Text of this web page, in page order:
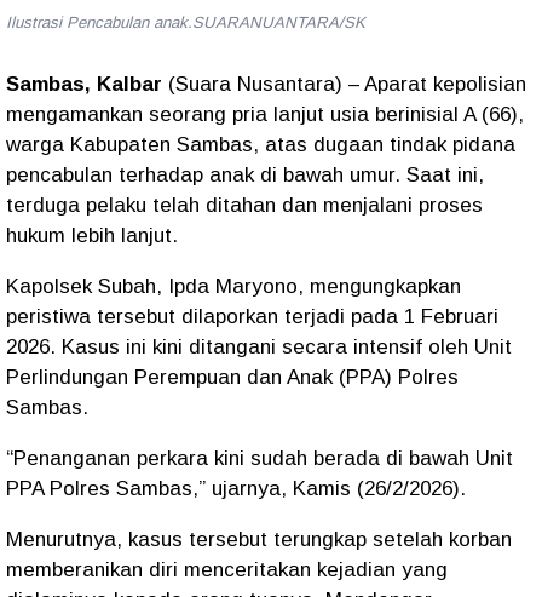
Ilustrasi Pencabulan anak.SUARANUANTARA/SK
Sambas, Kalbar (Suara Nusantara) – Aparat kepolisian
mengamankan seorang pria lanjut usia berinisial A (66),
warga Kabupaten Sambas, atas dugaan tindak pidana
pencabulan terhadap anak di bawah umur. Saat ini,
terduga pelaku telah ditahan dan menjalani proses
hukum lebih lanjut.
Kapolsek Subah, Ipda Maryono, mengungkapkan
peristiwa tersebut dilaporkan terjadi pada 1 Februari
2026. Kasus ini kini ditangani secara intensif oleh Unit
Perlindungan Perempuan dan Anak (PPA) Polres
Sambas.
“Penanganan perkara kini sudah berada di bawah Unit
PPA Polres Sambas,” ujarnya, Kamis (26/2/2026).
Menurutnya, kasus tersebut terungkap setelah korban
memberanikan diri menceritakan kejadian yang